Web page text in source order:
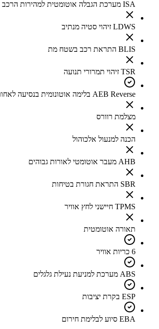
ISA מערכת הגבלה אוטומטית למהירות הרכב
LDWS זיהוי סטיה מנתיב
BLIS התראת רכב בשטח מת
TSR זיהוי תמרורי תנועה
AEB Reverse בלימה אוטונומית בנסיעה לאחור
מצלמת רוורס
הכנה למנעול אלכוהול
AHB מעבר אוטומטי לאורות גבוהים
SBR התראת חגורת בטיחות
TPMS חיישני לחץ אוויר
תאורה אוטומטית
6 כריות אוויר
ABS מערכת למניעת נעילת גלגלים
ESP בקרת יציבות
EBA סיוע לבלימת חירום